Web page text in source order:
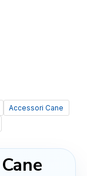
Accessori Cane